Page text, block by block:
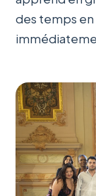
des temps